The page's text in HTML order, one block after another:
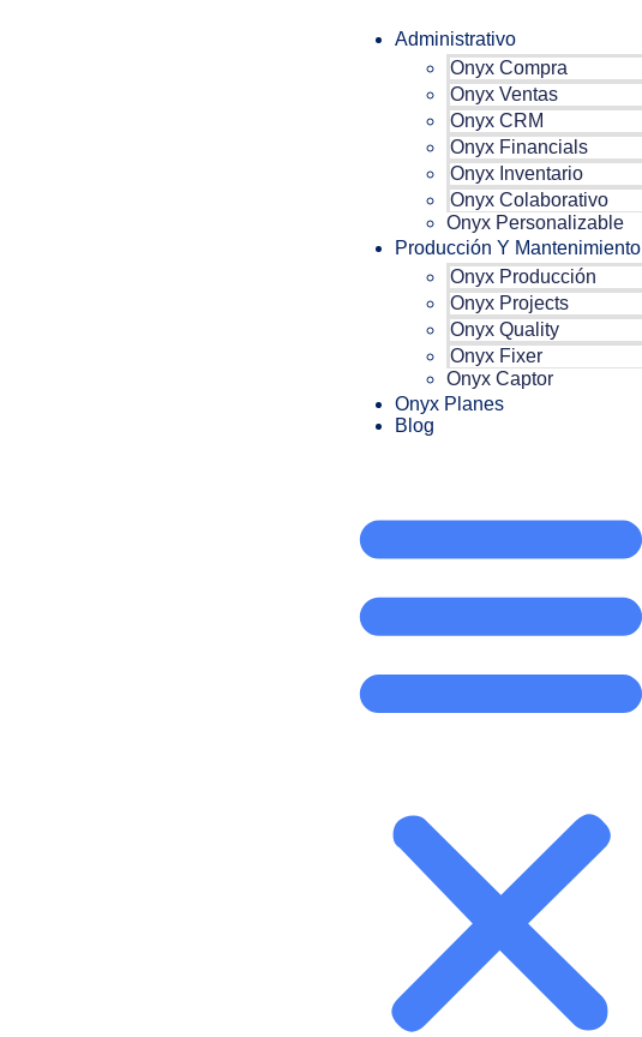
Administrativo
Onyx Compra
Onyx Ventas
Onyx CRM
Onyx Financials
Onyx Inventario
Onyx Colaborativo
Onyx Personalizable
Producción Y Mantenimiento
Onyx Producción
Onyx Projects
Onyx Quality
Onyx Fixer
Onyx Captor
Onyx Planes
Blog